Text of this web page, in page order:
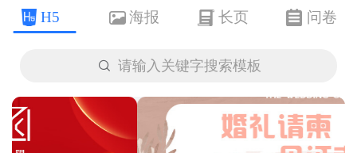
H5 海报 长页 问卷
 请输入关键字搜索模板